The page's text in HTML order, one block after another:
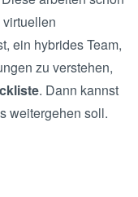
ein hybrides Team,
zu verstehen,
. Dann kannst
weitergehen soll.